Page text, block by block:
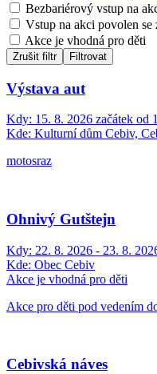
Bezbariérový vstup na
Vstup na akci povolen se
Akce je vhodná pro děti
Zrušit filtr Filtrovat
Výstava aut
Kdy: 15. 8. 2026 začátek od
Kde: Kulturní dům Cebiv,
motosraz
Ohnivý Gutštejn
Kdy: 22. 8. 2026 - 23. 8.
Kde: Obec Cebiv
Akce je vhodná pro děti
Akce pro děti pod vedením
Cebivská náves